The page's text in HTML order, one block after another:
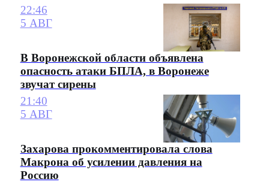
22:46
5 АВГ
В Воронежской области объявлена
опасность атаки БПЛА, в Воронеже
звучат сирены
21:40
5 АВГ
Захарова прокомментировала слова
Макрона об усилении давления на
Россию